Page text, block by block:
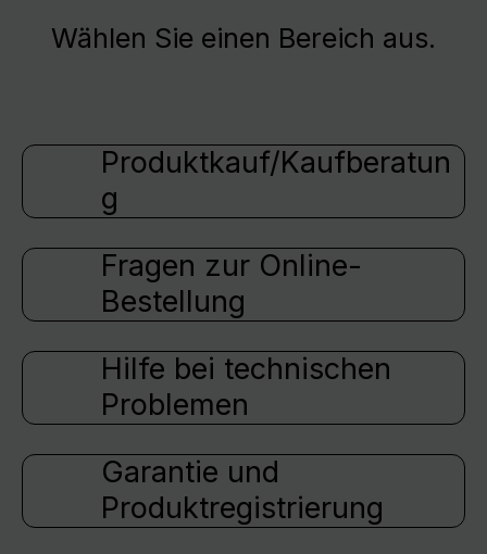
Wählen Sie einen Bereich aus.
Produktkauf/Kaufberatun
g
Fragen zur Online-
Bestellung
Hilfe bei technischen
Problemen
Garantie und
Produktregistrierung